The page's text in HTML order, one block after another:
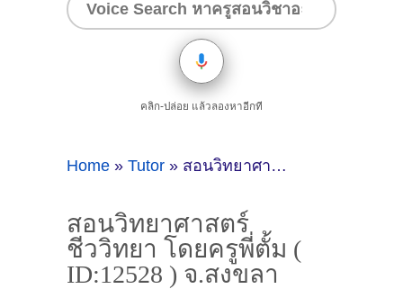
คลิก-ปล่อย แล้วลองหาอีกที
Home » Tutor » สอนวิทยาศาสตร์​ ชีววิทยา โดยครูพี่ตั้ม ( ID:12528 ) จ.สงขลา
สอนวิทยาศาสตร์​
ชีววิทยา โดยครูพี่ตั้ม (
ID:12528 ) จ.สงขลา